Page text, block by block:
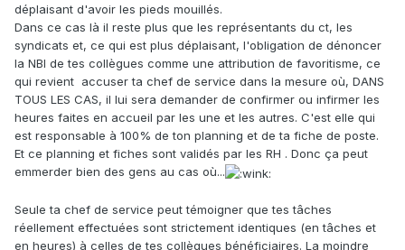
déplaisant d'avoir les pieds mouillés.
Dans ce cas là il reste plus que les représentants du ct, les
syndicats et, ce qui est plus déplaisant, l'obligation de dénoncer
la NBI de tes collègues comme une attribution de favoritisme, ce
qui revient accuser ta chef de service dans la mesure où, DANS
TOUS LES CAS, il lui sera demander de confirmer ou infirmer les
heures faites en accueil par les une et les autres. C'est elle qui
est responsable à 100% de ton planning et de ta fiche de poste.
Et ce planning et fiches sont validés par les RH . Donc ça peut
emmerder bien des gens au cas où...
Seule ta chef de service peut témoigner que tes tâches
réellement effectuées sont strictement identiques (en tâches et
en heures) à celles de tes collègues bénéficiaires. La moindre